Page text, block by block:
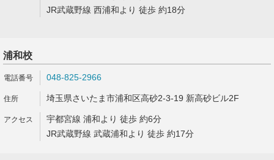
JR武蔵野線 西浦和より 徒歩 約18分
浦和校
048-825-2966
埼玉県さいたま市浦和区高砂2-3-19 新高砂ビル2F
宇都宮線 浦和より 徒歩 約6分
JR武蔵野線 武蔵浦和より 徒歩 約17分